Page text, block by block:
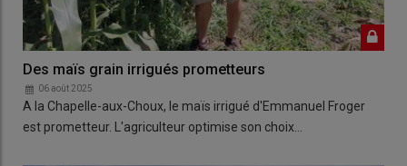
Des maïs grain irrigués prometteurs
06 août 2025
A la Chapelle-aux-Choux, le maïs irrigué d'Emmanuel Froger
est prometteur. L'agriculteur optimise son choix…